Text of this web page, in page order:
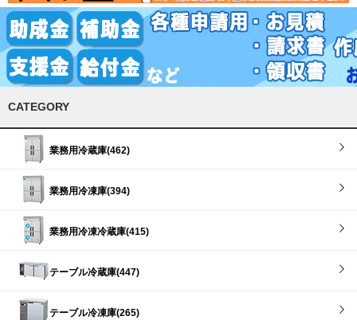
CATEGORY
業務用冷蔵庫(462)
業務用冷凍庫(394)
業務用冷凍冷蔵庫(415)
テーブル冷蔵庫(447)
テーブル冷凍庫(265)